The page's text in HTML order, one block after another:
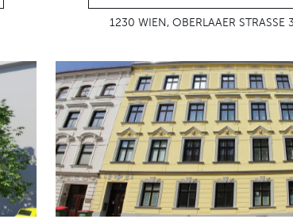
1230 WIEN, OBERLAAER STRASSE